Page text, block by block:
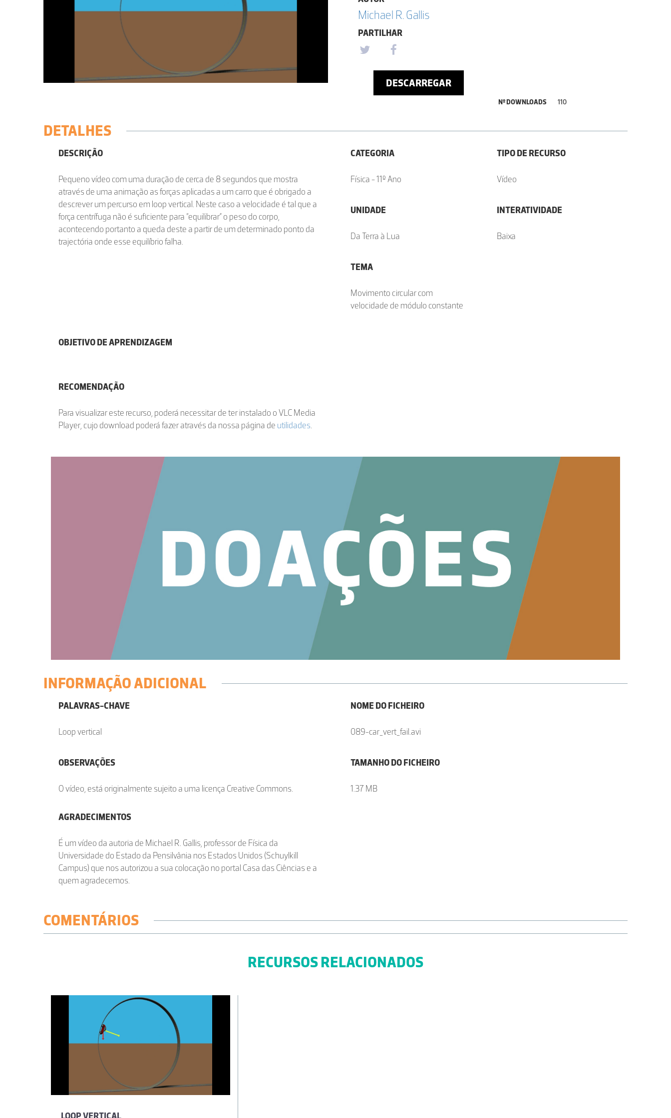
Michael R. Gallis
PARTILHAR
DESCARREGAR
Nº DOWNLOADS 110
DETALHES
DESCRIÇÃO
Pequeno vídeo com uma duração de cerca de 8 segundos que mostra
através de uma animação as forças aplicadas a um carro que é obrigado a
descrever um percurso em loop vertical. Neste caso a velocidade é tal que a
força centrífuga não é suficiente para “equilibrar” o peso do corpo,
acontecendo portanto a queda deste a partir de um determinado ponto da
trajectória onde esse equilíbrio falha.
OBJETIVO DE APRENDIZAGEM
RECOMENDAÇÃO
Para visualizar este recurso, poderá necessitar de ter instalado o VLC Media
Player, cujo download poderá fazer através da nossa página de utilidades.
CATEGORIA
Física - 11º Ano
UNIDADE
Da Terra à Lua
TEMA
Movimento circular com
velocidade de módulo constante
TIPO DE RECURSO
Vídeo
INTERATIVIDADE
Baixa
INFORMAÇÃO ADICIONAL
PALAVRAS-CHAVE
Loop vertical
OBSERVAÇÕES
O vídeo, está originalmente sujeito a uma licença Creative Commons.
AGRADECIMENTOS
É um vídeo da autoria de Michael R. Gallis, professor de Física da
Universidade do Estado da Pensilvânia nos Estados Unidos (Schuylkill
Campus) que nos autorizou a sua colocação no portal Casa das Ciências e a
quem agradecemos.
NOME DO FICHEIRO
089-car_vert_fail.avi
TAMANHO DO FICHEIRO
1.37 MB
COMENTÁRIOS
RECURSOS RELACIONADOS